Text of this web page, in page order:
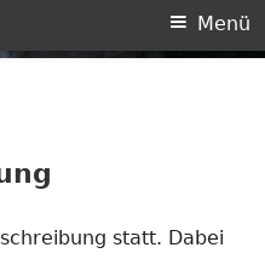
Menü
statt. Dabei